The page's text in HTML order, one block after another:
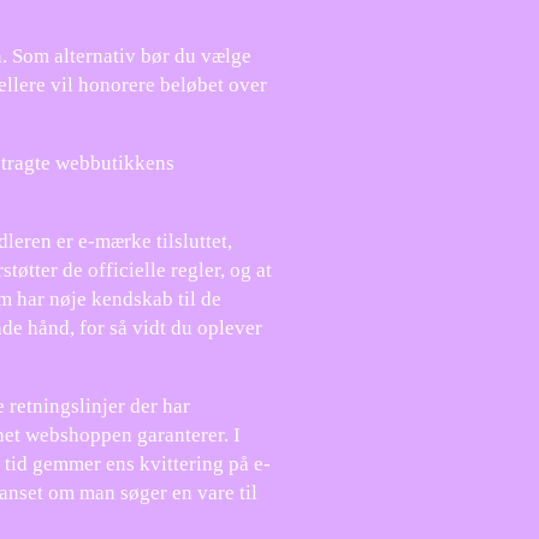
Som alternativ bør du vælge
vil honorere beløbet over
webbutikkens
er e-mærke tilsluttet,
de officielle regler, og at
har nøje kendskab til de
hånd, for så vidt du oplever
retningslinjer der har
webshoppen garanterer. I
gemmer ens kvittering på e-
om man søger en vare til